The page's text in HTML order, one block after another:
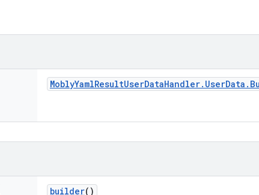
MoblyYamlResultUserDataHandler. UserData .
builder()